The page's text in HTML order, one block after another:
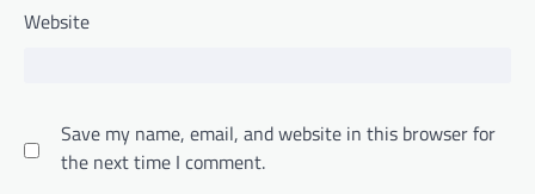
Website
Save my name, email, and website in this browser for
the next time I comment.